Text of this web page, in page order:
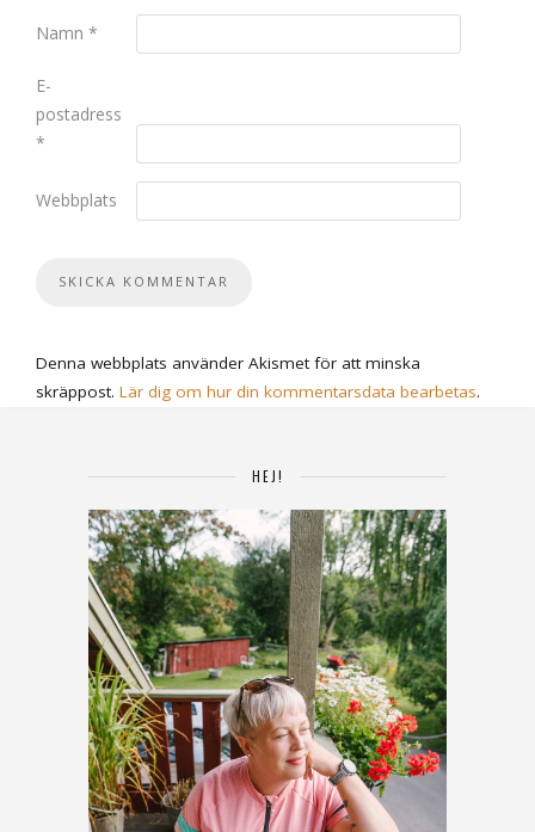
Namn *
E-
postadress
*
Webbplats
Denna webbplats använder Akismet för att minska
skräppost. Lär dig om hur din kommentarsdata bearbetas.
HEJ!